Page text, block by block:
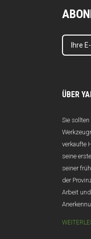
ÜBER
Sie
verkaufte
seine
seiner
der
Arbeit
100